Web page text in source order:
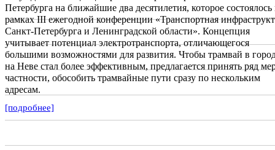
Петербурга на ближайшие два десятилетия, которое состоялось
рамках III ежегодной конференции «Транспортная
Санкт-Петербурга и Ленинградской области». Концепция
учитывает потенциал электротранспорта, отличающегося
большими возможностями для развития. Чтобы трамвай в
на Неве стал более эффективным, предлагается принять ряд
частности, обособить трамвайные пути сразу по нескольким
адресам.
[подробнее]